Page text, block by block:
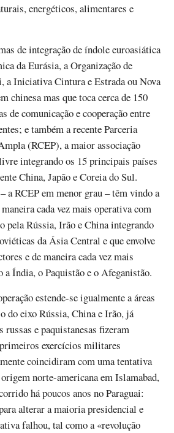
energéticos, alimentares e
de integração de índole euroasiática
da Eurásia, a Organização de
a Iniciativa Cintura e Estrada ou Nova
chinesa mas que toca cerca de 150
de comunicação e cooperação entre
e também a recente Parceria
(RCEP), a maior associação
integrando os 15 principais países
China, Japão e Coreia do Sul.
a RCEP em menor grau – têm vindo a
cada vez mais operativa com
pela Rússia, Irão e China integrando
da Ásia Central e que envolve
e de maneira cada vez mais
a Índia, o Paquistão e o Afeganistão.
estende-se igualmente a áreas
do eixo Rússia, China e Irão, já
russas e paquistanesas fizeram
exercícios militares
coincidiram com uma tentativa
norte-americana em Islamabad,
há poucos anos no Paraguai:
alterar a maioria presidencial e
falhou, tal como a «revolução